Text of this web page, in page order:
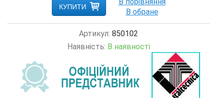
КУПИТИ
Артикул: 850102
Наявність: В наявності